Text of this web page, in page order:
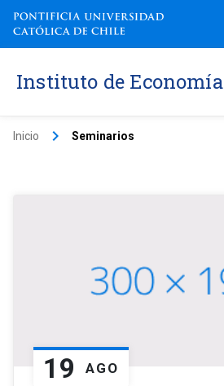
Instituto de Economía
Inicio keyboard_arrow_right Seminarios
19 AGO